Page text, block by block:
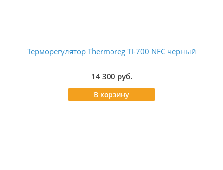
Терморегулятор Thermoreg TI-700 NFC черный
14 300 руб.
В корзину